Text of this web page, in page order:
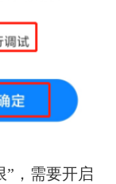
”，需要开启